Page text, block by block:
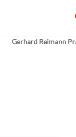
Gerhard Reimann